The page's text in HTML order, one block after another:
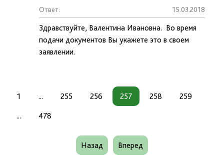
Ответ: 15.03.2018
Здравствуйте, Валентина Ивановна. Во время
подачи документов Вы укажете это в своем
заявлении.
1 ... 255 256 257 258 259
... 478
Назад Вперед